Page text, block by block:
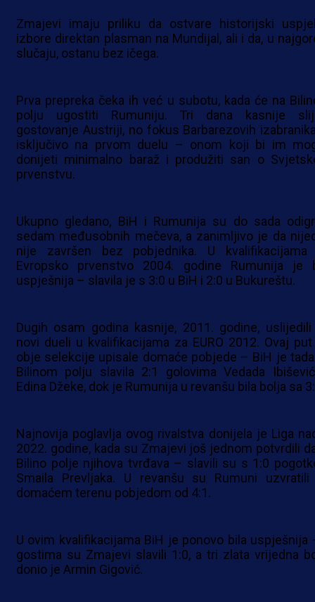
Zmajevi imaju priliku da ostvare historijski
izbore direktan plasman na Mundijal, ali i da, u
slučaju, ostanu bez ičega.
Prva prepreka čeka ih već u subotu, kada će na
polju ugostiti Rumuniju. Tri dana kasnije
gostovanje Austriji, no fokus Barbarezovih
isključivo na prvom duelu – onom koji bi im
donijeti minimalno baraž i produžiti san o
prvenstvu.
Ukupno gledano, BiH i Rumunija su do sada
sedam međusobnih mečeva, a zanimljivo je da
nije završen bez pobjednika. U kvalifikacijama
Evropsko prvenstvo 2004. godine Rumunija je
uspješnija – slavila je s 3:0 u BiH i 2:0 u Bukureštu.
Dugih osam godina kasnije, 2011. godine,
novi dueli u kvalifikacijama za EURO 2012. Ovaj
obje selekcije upisale domaće pobjede – BiH je
Bilinom polju slavila 2:1 golovima Vedada
Edina Džeke, dok je Rumunija u revanšu bila bolja sa
Najnovija poglavlja ovog rivalstva donijela je Liga
2022. godine, kada su Zmajevi još jednom potvrdili
Bilino polje njihova tvrđava – slavili su s 1:0
Smaila Prevljaka. U revanšu su Rumuni uzvratili
domaćem terenu pobjedom od 4:1.
U ovim kvalifikacijama BiH je ponovo bila uspješnija
gostima su Zmajevi slavili 1:0, a tri zlata vrijedna
donio je Armin Gigović.